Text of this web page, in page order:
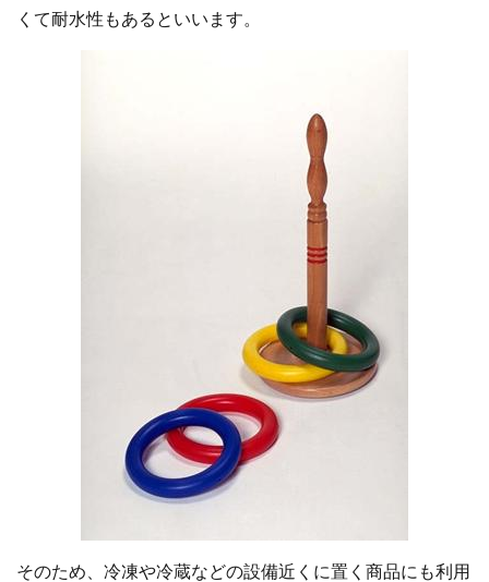
くて耐水性もあるといいます。
そのため、冷凍や冷蔵などの設備近くに置く商品にも利用